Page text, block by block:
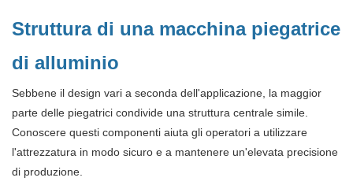
Struttura di una macchina piegatrice
di alluminio
Sebbene il design vari a seconda dell'applicazione, la maggior
parte delle piegatrici condivide una struttura centrale simile.
Conoscere questi componenti aiuta gli operatori a utilizzare
l'attrezzatura in modo sicuro e a mantenere un'elevata precisione
di produzione.